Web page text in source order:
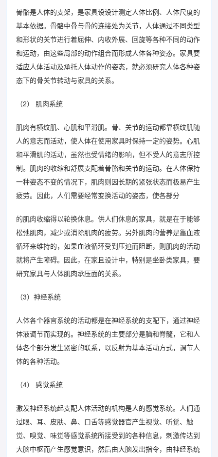
骨骼是人体的支架，是家具设设计测定人体比例、人体尺度的
基本依据。骨骼中骨与骨的连接处为关节，人体通过不同类型
和形状的关节进行着屈伸、内收外展、回旋等各种不同的动作
和运动，由这些局部的动作组合而形成人体各种姿态。家具要
适应人体活动及承托人体动作的姿态，就必须研究人体各种姿
态下的骨关节转动与家具的关系。
（2） 肌肉系统
肌肉有横纹肌、心肌和平滑肌。骨、关节的运动都靠横纹肌随
人的意志而活动，使人体在使用家具时保持一定的姿势。心肌
和平滑肌的活动，虽然也受情绪的影响，但不受人的意志所控
制。肌肉的收缩和舒展支配着骨骼和关节的运动。在人体保持
一种姿态不变的情况下，肌肉则因长期的紧张状态而极易产生
疲劳。因此，人们需要经常变换活动的姿态，使各部分
的肌肉收缩得以轮换休息。供人们休息的家具，就是在于能够
松弛肌肉，减少或消除肌肉的疲劳。另外肌肉的营养是靠血液
循环来维持的，如果血液循环受到压迫而阻断，则肌肉的活动
就将产生障碍。因此，在家且设计中，特别是坐卧类家具，要
研究家具与人体肌肉承压面的关系。
（3）神经系统
人体各个器官系统的活动都是在神经系统的支配下，通过神经
体液调节而实现的。神经系统的主要部分是脑和脊髓，它和人
体各个部分发生紧密的联系，以反射为基本活动方式，调节人
体的各种活动。
（4） 感觉系统
激发神经系统起支配人体活动的机构是人的感觉系统。人们通
过眼、耳、皮肤、鼻、口舌等感觉器官产生视觉、听觉、触
觉、嗅觉、味觉等感觉系统所接受到的各种信息，刺激传达到
大脑中枢而产生感觉意识，然后由大脑发出指令，由神经系统